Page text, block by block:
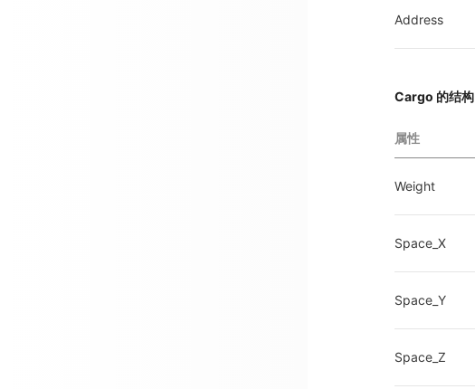
Address
Cargo 的结构
属性
Weight
Space_X
Space_Y
Space_Z